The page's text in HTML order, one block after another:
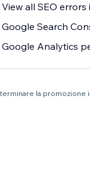
View all SEO
Google Search
Google Analytics
la